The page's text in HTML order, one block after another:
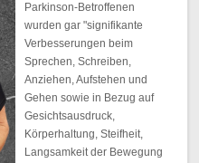
Parkinson-Betroffenen
wurden gar "signifikante
Verbesserungen beim
Sprechen, Schreiben,
Anziehen, Aufstehen und
Gehen sowie in Bezug auf
Gesichtsausdruck,
Körperhaltung, Steifheit,
Langsamkeit der Bewegung